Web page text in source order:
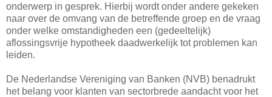
onderwerp in gesprek. Hierbij wordt onder andere gekeken
naar over de omvang van de betreffende groep en de vraag
onder welke omstandigheden een (gedeeltelijk)
aflossingsvrije hypotheek daadwerkelijk tot problemen kan
leiden.
De Nederlandse Vereniging van Banken (NVB) benadrukt
het belang voor klanten van sectorbrede aandacht voor het